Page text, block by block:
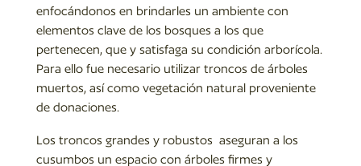
enfocándonos en brindarles un ambiente con
elementos clave de los bosques a los que
pertenecen, que y satisfaga su condición arborícola.
Para ello fue necesario utilizar troncos de árboles
muertos, así como vegetación natural proveniente
de donaciones.
Los troncos grandes y robustos aseguran a los
cusumbos un espacio con árboles firmes y